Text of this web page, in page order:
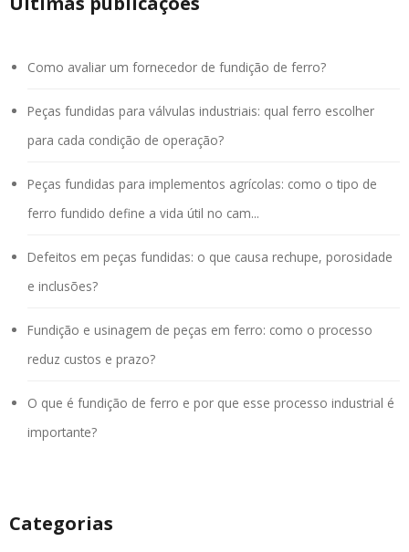
Como avaliar um fornecedor de fundição de ferro?
Peças fundidas para válvulas industriais: qual ferro escolher
para cada condição de operação?
Peças fundidas para implementos agrícolas: como o tipo de
ferro fundido define a vida útil no cam...
Defeitos em peças fundidas: o que causa rechupe, porosidade
e inclusões?
Fundição e usinagem de peças em ferro: como o processo
reduz custos e prazo?
O que é fundição de ferro e por que esse processo industrial é
importante?
Categorias